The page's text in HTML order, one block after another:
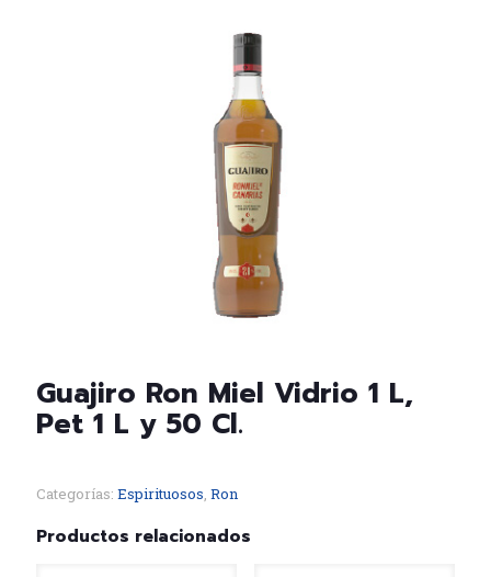
Guajiro Ron Miel Vidrio 1 L,
Pet 1 L y 50 Cl.
Categorías: Espirituosos, Ron
Productos relacionados